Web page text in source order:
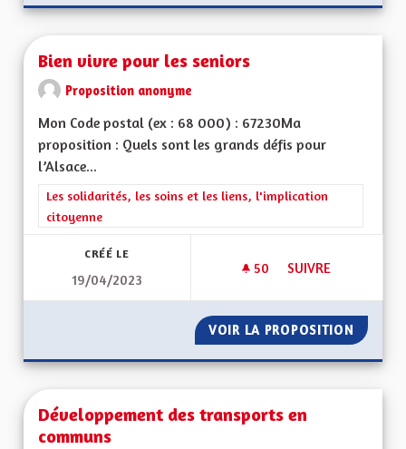
Bien vivre pour les seniors
Proposition anonyme
Mon Code postal (ex : 68 000) : 67230Ma
proposition : Quels sont les grands défis pour
l’Alsace...
Filtrer les résultats de la catégorie : Les solidarités, les soins
Les solidarités, les soins et les liens, l'implication
citoyenne
CRÉÉ LE
19/04/2023
50 50 ABONNÉS
SUIVRE
VOIR LA PROPOSITION BIEN
Développement des transports en
communs